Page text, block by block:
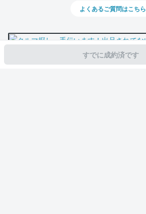
すでに成約済です
よくあるご質問はこちら